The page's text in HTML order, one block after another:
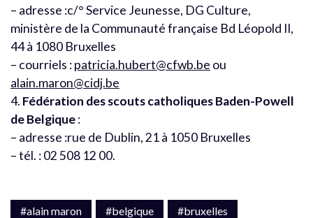
– adresse :c/° Service Jeunesse, DG Culture,
ministère de la Communauté française Bd Léopold II,
44 à 1080 Bruxelles
– courriels :patricia.hubert@cfwb.be ou
alain.maron@cidj.be
4. Fédération des scouts catholiques Baden-Powell
de Belgique:
– adresse :rue de Dublin, 21 à 1050 Bruxelles
– tél. : 02 508 12 00.
#alain maron #belgique
#bruxelles